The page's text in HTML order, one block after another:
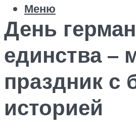
Меню
День
единства –
праздник с
историей